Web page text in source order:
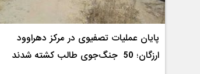
پایان عملیات تصفیوی در مرکز دهراوود
ارزگان؛ 50 جنگ‌جوی طالب کشته شدند